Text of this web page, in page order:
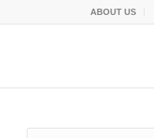
ABOUT US